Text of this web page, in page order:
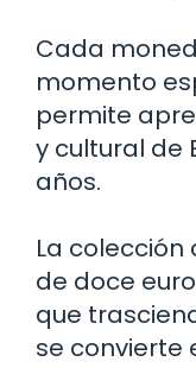
Cada
momento
permite
y cultural de
años.
La
de doce
que
se convierte